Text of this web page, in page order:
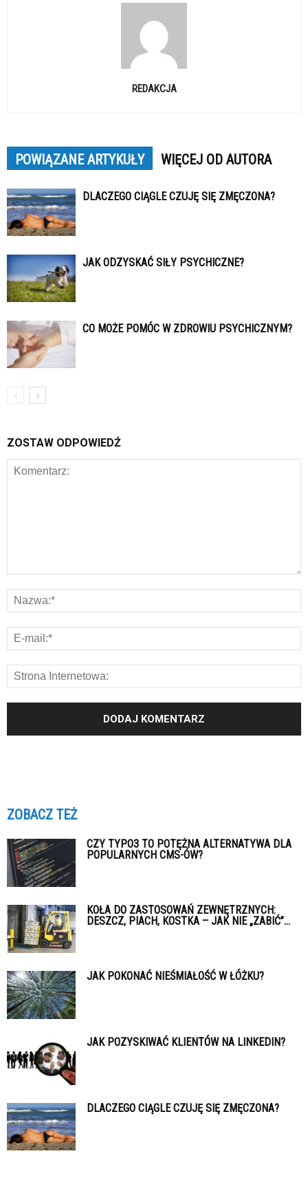
REDAKCJA
POWIĄZANE ARTYKUŁY WIĘCEJ OD AUTORA
DLACZEGO CIĄGLE CZUJĘ SIĘ ZMĘCZONA?
JAK ODZYSKAĆ SIŁY PSYCHICZNE?
CO MOŻE POMÓC W ZDROWIU PSYCHICZNYM?
ZOSTAW ODPOWIEDŹ
ZOBACZ TEŻ
CZY TYPO3 TO POTĘŻNA ALTERNATYWA DLA
POPULARNYCH CMS-ÓW?
KOŁA DO ZASTOSOWAŃ ZEWNĘTRZNYCH:
DESZCZ, PIACH, KOSTKA – JAK NIE „ZABIĆ”...
JAK POKONAĆ NIEŚMIAŁOŚĆ W ŁÓŻKU?
JAK POZYSKIWAĆ KLIENTÓW NA LINKEDIN?
DLACZEGO CIĄGLE CZUJĘ SIĘ ZMĘCZONA?